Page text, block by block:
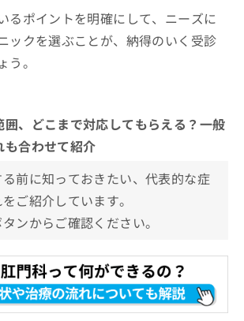
るポイントを明確にして、ニーズに
ックを選ぶことが、納得のいく受診
う。
囲、どこまで対応してもらえる？一般
も合わせて紹介
前に知っておきたい、代表的な症
ご紹介しています。
ンからご確認ください。